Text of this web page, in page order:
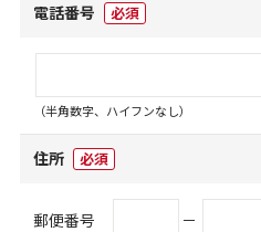
電話番号 必須
（半角数字、ハイフンなし）
住所 必須
郵便番号 －